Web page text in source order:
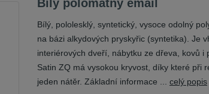
Bílý polomatný email
Bílý, pololesklý, syntetický, vysoce odolný
na bázi alkydových pryskyřic (syntetika). Je
interiérových dveří, nábytku ze dřeva, kovů i
Satin ZQ má vysokou kryvost, díky které při
jeden nátěr. Základní informace ... celý popis